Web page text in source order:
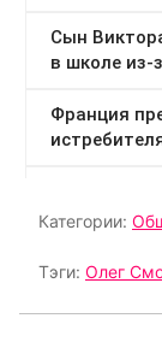
Категории:
Тэги: Олег